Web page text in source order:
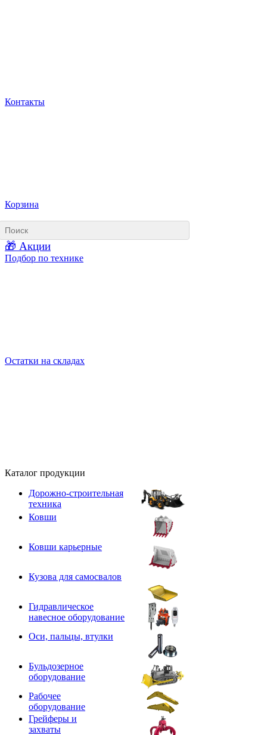
Контакты
Корзина
🎁 Акции
Подбор по технике
Остатки на складах
Каталог продукции
Дорожно-строительная
техника
Ковши
Ковши карьерные
Кузова для самосвалов
Гидравлическое
навесное оборудование
Оси, пальцы, втулки
Бульдозерное
оборудование
Рабочее
оборудование
Грейферы и
захваты